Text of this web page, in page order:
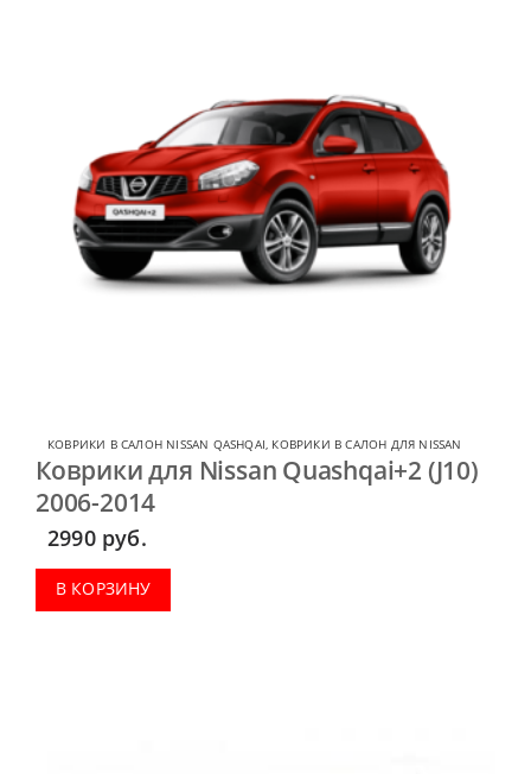
КОВРИКИ В САЛОН NISSAN QASHQAI КОВРИКИ В САЛОН ДЛЯ NISSAN
Коврики для Nissan Quashqai+2 (J10)
2006-2014
2990 руб.
В КОРЗИНУ